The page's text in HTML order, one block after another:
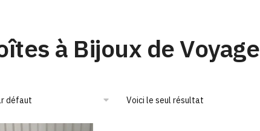
à Bijoux de Voyage
Voici le seul résultat